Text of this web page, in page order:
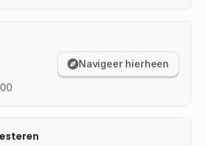
Navigeer hierheen